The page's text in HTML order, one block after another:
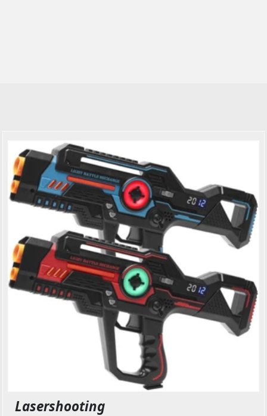
Lasershooting